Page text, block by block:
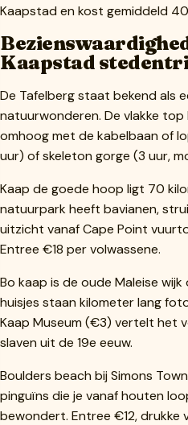
Kaapstad en kost gemiddeld
Kaapstad
De Tafelberg staat bekend als
natuurwonderen. De vlakke top
omhoog met de kabelbaan of
uur) of skeleton gorge (3 uur,
Kaap de goede hoop ligt 70
natuurpark heeft bavianen,
uitzicht vanaf Cape Point
Entree €18 per volwassene.
Bo kaap is de oude Maleise wijk
huisjes staan kilometer lang
Kaap Museum (€3) vertelt het
slaven uit de 19e eeuw.
Boulders beach bij Simons
pinguïns die je vanaf houten
bewondert. Entree €12, drukke